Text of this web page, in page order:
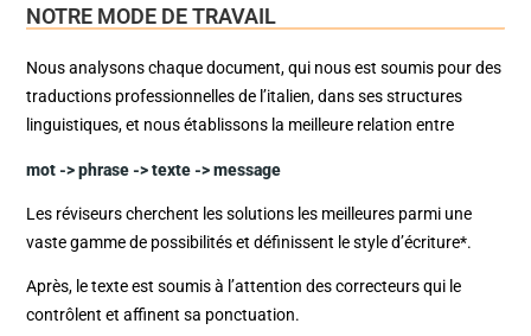
NOTRE MODE DE TRAVAIL
Nous analysons chaque document, qui nous est soumis pour des
traductions professionnelles de l’italien, dans ses structures
linguistiques, et nous établissons la meilleure relation entre
mot -> phrase -> texte -> message
Les réviseurs cherchent les solutions les meilleures parmi une
vaste gamme de possibilités et définissent le style d’écriture*.
Après, le texte est soumis à l’attention des correcteurs qui le
contrôlent et affinent sa ponctuation.